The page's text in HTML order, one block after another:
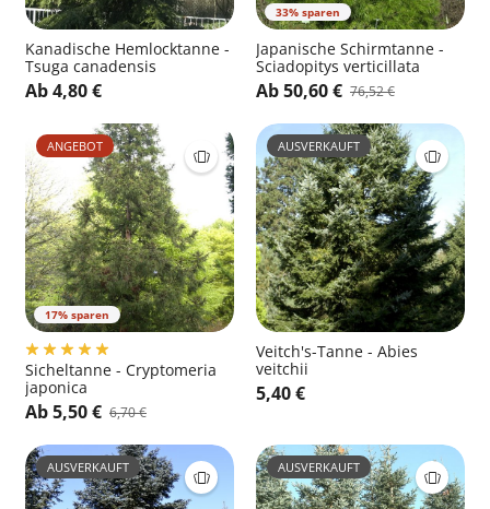
Kanadische Hemlocktanne -
Tsuga canadensis
Ab 4,80 €
33% sparen
Japanische Schirmtanne -
Sciadopitys verticillata
Ab 50,60 € 76,52 €
17% sparen
ANGEBOT
Sicheltanne - Cryptomeria
japonica
Ab 5,50 € 6,70 €
AUSVERKAUFT
Veitch's-Tanne - Abies
veitchii
5,40 €
AUSVERKAUFT AUSVERKAUFT